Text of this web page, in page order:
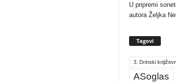
U pripremi
autora Željka
Tagovi
3. Drinski
ASoglas